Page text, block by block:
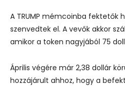
A TRUMP mémcoinba fektetők
szenvedtek el. A vevők akkor
amikor a token nagyjából 75
Április végére már 2,38 dollár
hozzájárult ahhoz, hogy a